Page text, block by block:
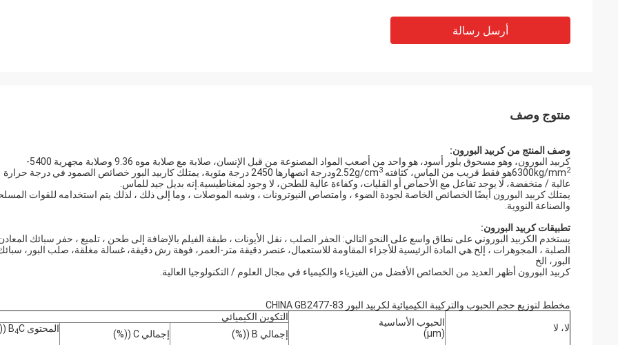
أرسل رسالة
منتوج وصف
وصف المنتج من كربيد البورون:
كربيد البورون، وهو مسحوق بلور أسود، هو واحد من أصعب المواد المصنوعة من قبل الإنسان، صلابة مع صلابة موه 9.36 وصلابة مجهرية 5400-
6300kg/mm2 هو فقط قريب من الماس، كثافته 2.52g/cm 3
ودرجة انصهارها 2450 درجة مئوية، يمتلك كاربيد البور خصائص الصمود في درجة حرارة
عالية / منخفضة، لا يوجد تفاعل مع الأحماض أو القليات، وكفاءة عالية للطحن، لا وجود لمغناطيسية.إنه بديل جيد للماس.
يمتلك كربيد البورون أيضًا الخصائص الخاصة لجودة الضوء ، وامتصاص النيوترونات ، وشبه الموصلات ، وما إلى ذلك ، لذلك يتم استخدامه للقوات
والصناعة النووية.
تطبيقات كربيد البورون:
يستخدم الكربيد البوروني على نطاق واسع على النحو التالي: الحفر الصلب ، نقل الأيونات ، طبقة الفيلم بالإضافة إلى طحن ، تلميع ، حفر سبائك
الصلبة ، المجوهرات ، إلخ.هي المادة الرئيسية للأجزاء المقاومة للاستعمال، عنصر دقيقة متر-العمر، فوهة رش دقيقة، غسالة مغلقة، صلب البور،
البور، الخ
كربيد البورون أظهر العديد من الخصائص الأفضل من الفيزياء والكيمياء في مجال العلوم / التكنولوجيا العالية.
مخطط لتوزيع حجم الحبوب والتركيبة الكيميائية لكربيد البور CHINA GB2477-83
لا، لا
الحبوب الأساسية
(μm)
التكوين الكيميائي
إجمالي B ((%)
إجمالي C ((%) المحتوى B 4C ((%)